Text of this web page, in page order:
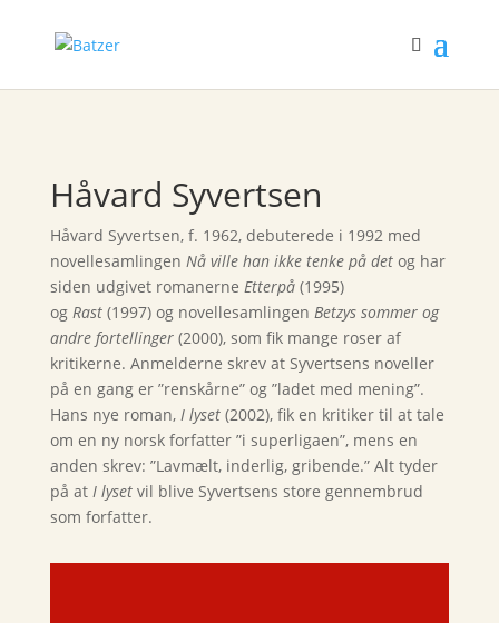
Håvard Syvertsen
Håvard Syvertsen, f. 1962, debuterede i 1992 med
novellesamlingen Nå ville han ikke tenke på det og har
siden udgivet romanerne Etterpå (1995)
og Rast (1997) og novellesamlingen Betzys sommer og
andre fortellinger (2000), som fik mange roser af
kritikerne. Anmelderne skrev at Syvertsens noveller
på en gang er ”renskårne” og ”ladet med mening”.
Hans nye roman, I lyset (2002), fik en kritiker til at tale
om en ny norsk forfatter ”i superligaen”, mens en
anden skrev: ”Lavmælt, inderlig, gribende.” Alt tyder
på at I lyset vil blive Syvertsens store gennembrud
som forfatter.